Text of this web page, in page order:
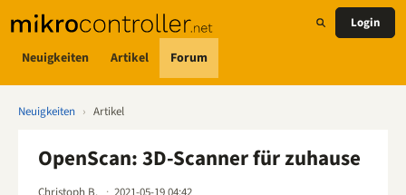
Neuigkeiten Artikel Forum
Login
Neuigkeiten › Artikel
OpenScan: 3D-Scanner für zuhause